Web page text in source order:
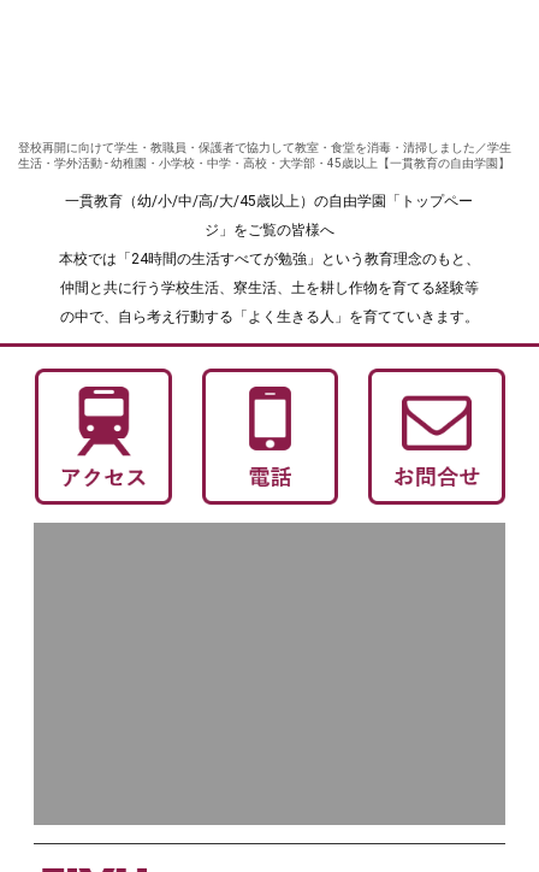
登校再開に向けて学生・教職員・保護者で協力して教室・食堂を消毒・清掃しました／学生
生活・学外活動 - 幼稚園・小学校・中学・高校・大学部・45歳以上【一貫教育の自由学園】
一貫教育（幼/小/中/高/大/45歳以上）の自由学園「トップペー
ジ」をご覧の皆様へ
本校では「24時間の生活すべてが勉強」という教育理念のもと、
仲間と共に行う学校生活、寮生活、土を耕し作物を育てる経験等
の中で、自ら考え行動する「よく生きる人」を育てていきます。